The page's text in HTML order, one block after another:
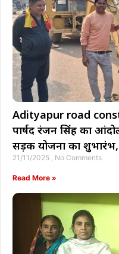
Adityapur road
पार्षद रंजन सिंह का
सड़क योजना का
21/11/2025 No Comments
Read More »